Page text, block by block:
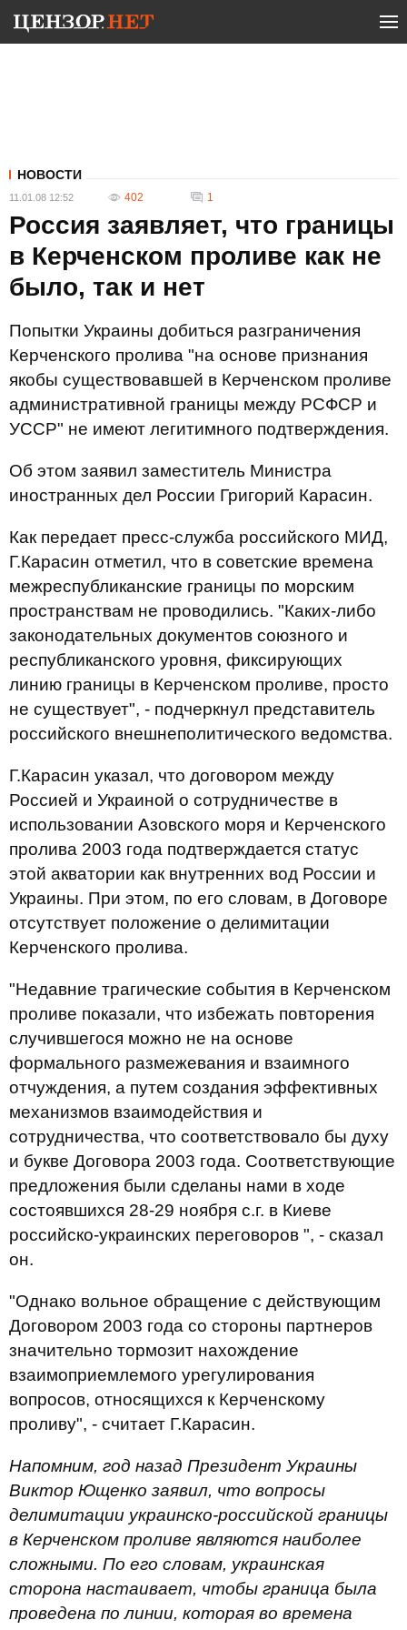
НОВОСТИ
11.01.08 12:52 402 1
Россия заявляет, что границы
в Керченском проливе как не
было, так и нет
Попытки Украины добиться разграничения
Керченского пролива "на основе признания
якобы существовавшей в Керченском проливе
административной границы между РСФСР и
УССР" не имеют легитимного подтверждения.
Об этом заявил заместитель Министра
иностранных дел России Григорий Карасин.
Как передает пресс-служба российского МИД,
Г.Карасин отметил, что в советские времена
межреспубликанские границы по морским
пространствам не проводились. "Каких-либо
законодательных документов союзного и
республиканского уровня, фиксирующих
линию границы в Керченском проливе, просто
не существует", - подчеркнул представитель
российского внешнеполитического ведомства.
Г.Карасин указал, что договором между
Россией и Украиной о сотрудничестве в
использовании Азовского моря и Керченского
пролива 2003 года подтверждается статус
этой акватории как внутренних вод России и
Украины. При этом, по его словам, в Договоре
отсутствует положение о делимитации
Керченского пролива.
"Недавние трагические события в Керченском
проливе показали, что избежать повторения
случившегося можно не на основе
формального размежевания и взаимного
отчуждения, а путем создания эффективных
механизмов взаимодействия и
сотрудничества, что соответствовало бы духу
и букве Договора 2003 года. Соответствующие
предложения были сделаны нами в ходе
состоявшихся 28-29 ноября с.г. в Киеве
российско-украинских переговоров ", - сказал
он.
"Однако вольное обращение с действующим
Договором 2003 года со стороны партнеров
значительно тормозит нахождение
взаимоприемлемого урегулирования
вопросов, относящихся к Керченскому
проливу", - считает Г.Карасин.
Напомним, год назад Президент Украины
Виктор Ющенко заявил, что вопросы
делимитации украинско-российской границы
в Керченском проливе являются наиболее
сложными. По его словам, украинская
сторона настаивает, чтобы граница была
проведена по линии, которая во времена